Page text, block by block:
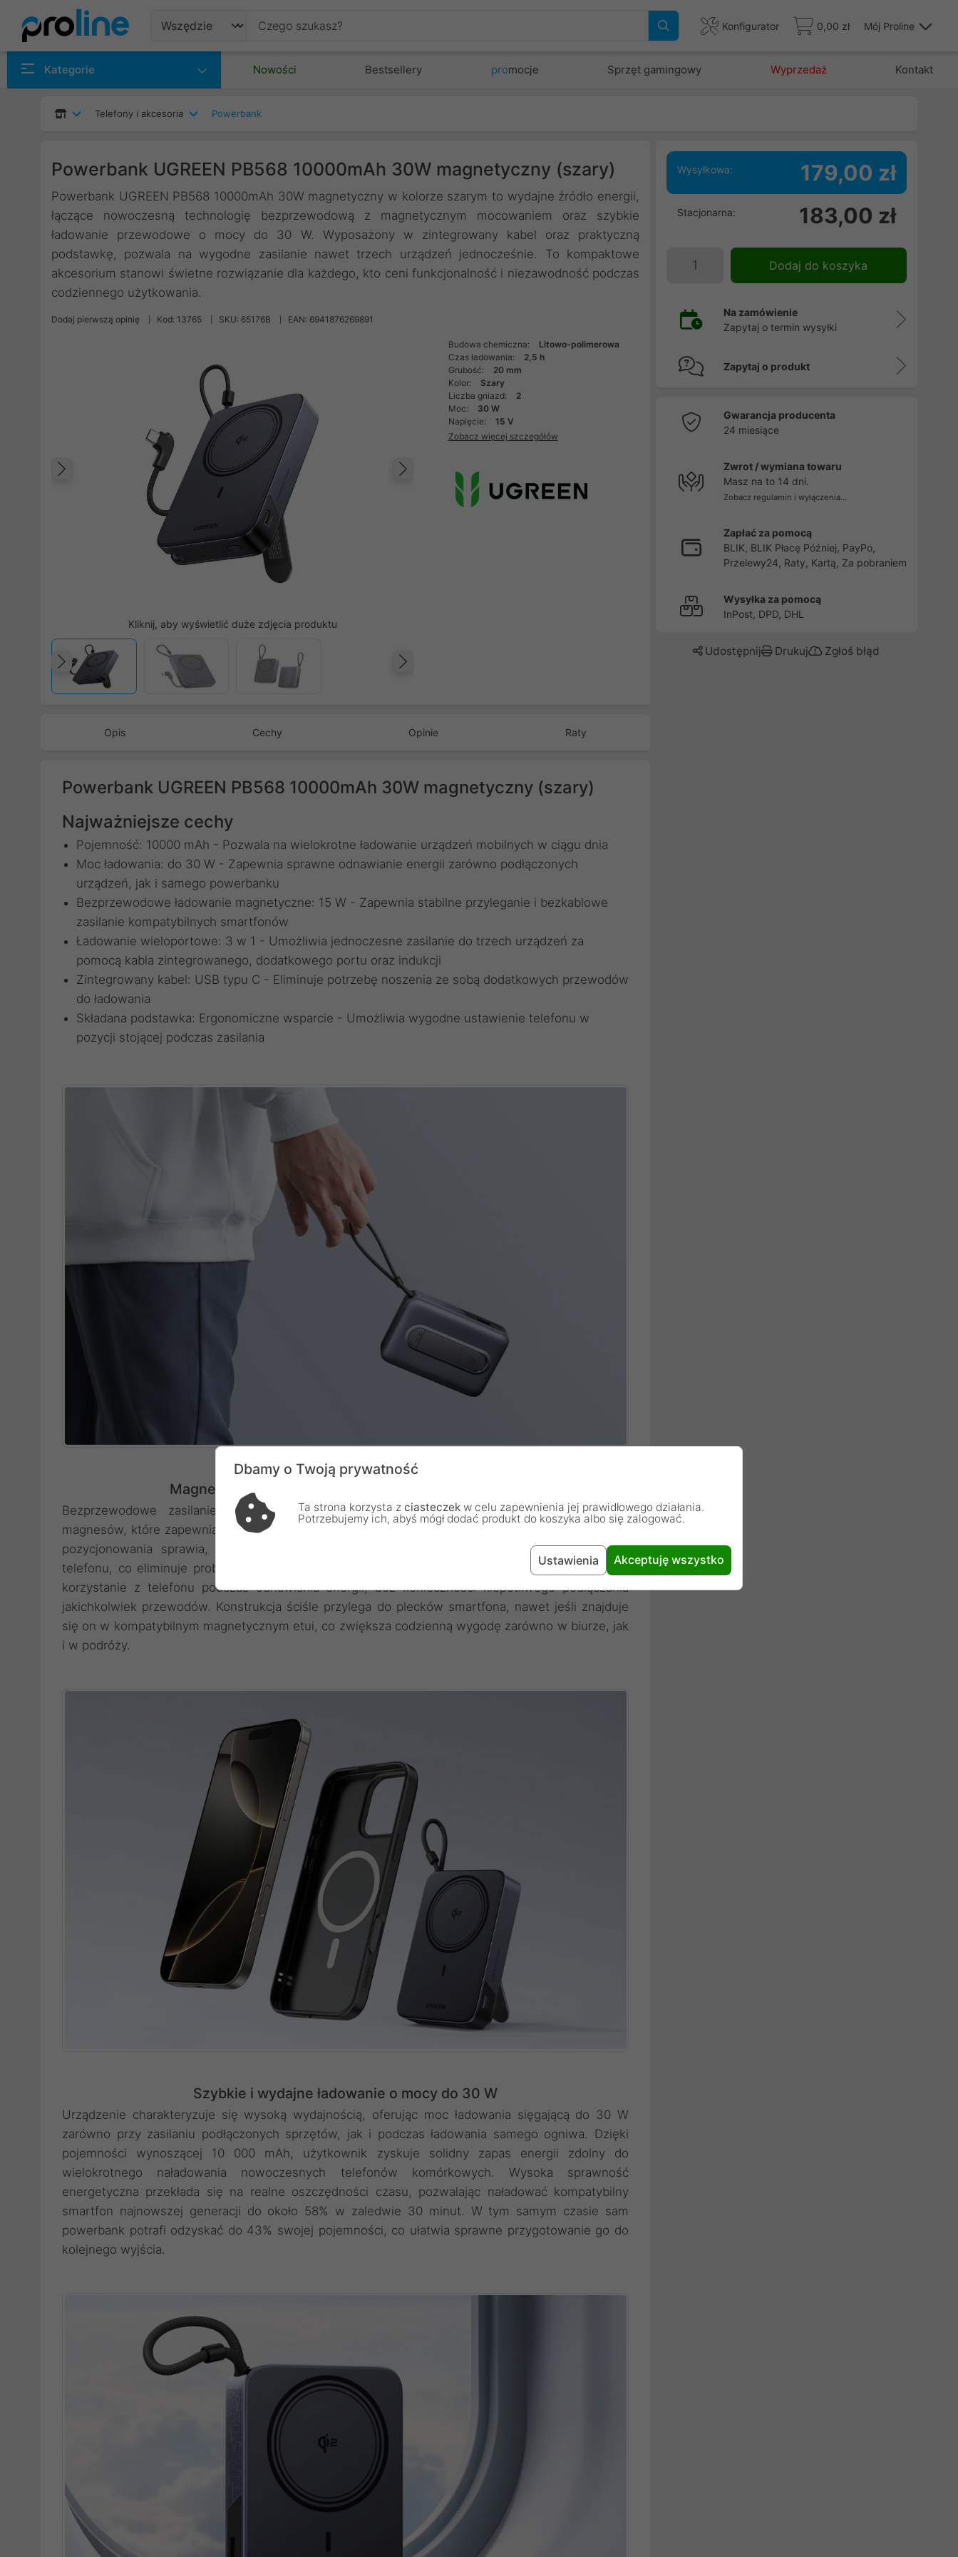
Konfigurator 0,00 zł Mój Proline
Kategorie Nowości Bestsellery promocje Sprzęt gamingowy Wyprzedaż Kontakt
Telefony i akcesoria Powerbank
Powerbank UGREEN PB568 10000mAh 30W magnetyczny (szary)
Powerbank UGREEN PB568 10000mAh 30W magnetyczny w kolorze szarym to wydajne źródło energii,
łączące nowoczesną technologię bezprzewodową z magnetycznym mocowaniem oraz szybkie
ładowanie przewodowe o mocy do 30 W. Wyposażony w zintegrowany kabel oraz praktyczną
podstawkę, pozwala na wygodne zasilanie nawet trzech urządzeń jednocześnie. To kompaktowe
akcesorium stanowi świetne rozwiązanie dla każdego, kto ceni funkcjonalność i niezawodność podczas
codziennego użytkowania.
Dodaj pierwszą opinię Kod: 13765 SKU: 65176B EAN: 6941876269891
Następny
Poprzedni
Kliknij, aby wyświetlić duże zdjęcia produktu
Poprzedni
Budowa chemiczna:
Litowo-polimerowa
Czas ładowania:
2,5 h
Grubość:
20 mm
Kolor:
Szary
Liczba gniazd:
2
Moc:
30 W
Napięcie:
15 V
Zobacz więcej szczegółów
Opis Cechy Opinie Raty
Powerbank UGREEN PB568 10000mAh 30W magnetyczny (szary)
Najważniejsze cechy
Pojemność: 10000 mAh - Pozwala na wielokrotne ładowanie urządzeń mobilnych w ciągu dnia
Moc ładowania: do 30 W - Zapewnia sprawne odnawianie energii zarówno podłączonych
urządzeń, jak i samego powerbanku
Bezprzewodowe ładowanie magnetyczne: 15 W - Zapewnia stabilne przyleganie i bezkablowe
zasilanie kompatybilnych smartfonów
Ładowanie wieloportowe: 3 w 1 - Umożliwia jednoczesne zasilanie do trzech urządzeń za
pomocą kabla zintegrowanego, dodatkowego portu oraz indukcji
Zintegrowany kabel: USB typu C - Eliminuje potrzebę noszenia ze sobą dodatkowych przewodów
do ładowania
Składana podstawka: Ergonomiczne wsparcie - Umożliwia wygodne ustawienie telefonu w
pozycji stojącej podczas zasilania
Magnetyczna wygoda ładowania bezprzewodowego
Bezprzewodowe zasilanie nabiera zupełnie nowego wymiaru dzięki zastosowaniu silnych
magnesów, które zapewniają stabilne i pewne połączenie ze smartfonem. System magnetycznego
pozycjonowania sprawia, że urządzenie automatycznie dopasowuje się do cewki indukcyjnej
telefonu, co eliminuje problem nieefektywnego ładowania. Rozwiązanie to pozwala na swobodne
korzystanie z telefonu podczas odnawiania energii, bez konieczności kłopotliwego podłączania
jakichkolwiek przewodów. Konstrukcja ściśle przylega do plecków smartfona, nawet jeśli znajduje
się on w kompatybilnym magnetycznym etui, co zwiększa codzienną wygodę zarówno w biurze, jak
i w podróży.
Szybkie i wydajne ładowanie o mocy do 30 W
Urządzenie charakteryzuje się wysoką wydajnością, oferując moc ładowania sięgającą do 30 W
zarówno przy zasilaniu podłączonych sprzętów, jak i podczas ładowania samego ogniwa. Dzięki
pojemności wynoszącej 10 000 mAh, użytkownik zyskuje solidny zapas energii zdolny do
wielokrotnego naładowania nowoczesnych telefonów komórkowych. Wysoka sprawność
energetyczna przekłada się na realne oszczędności czasu, pozwalając naładować kompatybilny
smartfon najnowszej generacji do około 58% w zaledwie 30 minut. W tym samym czasie sam
powerbank potrafi odzyskać do 43% swojej pojemności, co ułatwia sprawne przygotowanie go do
kolejnego wyjścia.
Wysyłkowa: 179,00 zł
Stacjonarna: 183,00 zł
Dodaj do koszyka
Na zamówienie
Zapytaj o termin wysyłki
Zapytaj o produkt
Gwarancja producenta
24 miesiące
Zwrot / wymiana towaru
Masz na to 14 dni.
Zobacz regulamin i wyłączenia...
Zapłać za pomocą
BLIK, BLIK Płacę Później, PayPo,
Przelewy24, Raty, Kartą, Za pobraniem
Wysyłka za pomocą
InPost, DPD, DHL
Udostępnij Drukuj Zgłoś błąd
Dbamy o Twoją prywatność
Ta strona korzysta z ciasteczek w celu zapewnienia jej prawidłowego działania.
Potrzebujemy ich, abyś mógł dodać produkt do koszyka albo się zalogować.
Ustawienia Akceptuję wszystko